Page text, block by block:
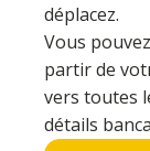
déplacez.
Vous
partir de
vers toutes
détails